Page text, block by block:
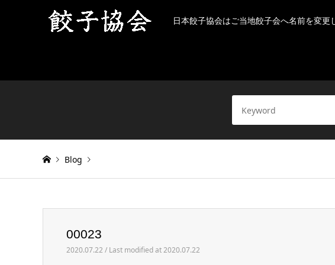
日本餃子協会はご当地餃子会へ名前を変
Blog
00023
2020.07.22 / Last modified at 2020.07.22